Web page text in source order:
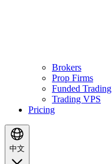
Brokers
Prop Firms
Funded Trading
Trading VPS
Pricing
中文